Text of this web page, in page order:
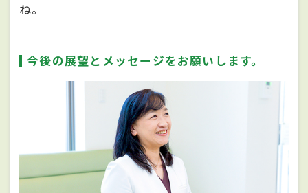
ね。
今後の展望とメッセージをお願いします。